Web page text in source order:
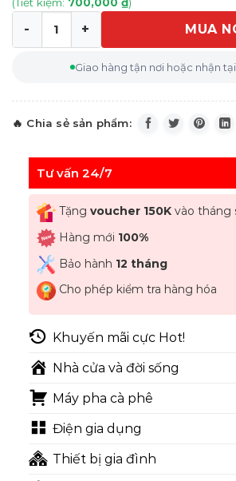
Lọ pha lê Bohemia Samba
MUA
Giao hàng tận nơi hoặc nhận
Tư vấn 24/7
Tặng voucher 150Kvào tháng
Hàng mới 100%
Bảo hành 12 tháng
Cho phép kiểm tra hàng hóa
Khuyến mãi cực Hot!
Nhà cửa và đời sống
Máy pha cà phê
Điện gia dụng
Thiết bị gia đình